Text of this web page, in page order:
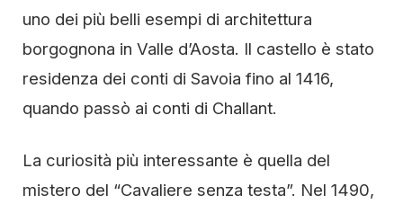
uno dei più belli esempi di architettura
borgognona in Valle d’Aosta. Il castello è stato
residenza dei conti di Savoia fino al 1416,
quando passò ai conti di Challant.
La curiosità più interessante è quella del
mistero del “Cavaliere senza testa”. Nel 1490,